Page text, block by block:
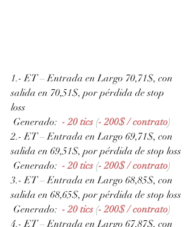
1.- ET – Entrada en Largo 70,71$, con
salida en 70,51$, por pérdida de stop
loss
Generado: - 20 tics (- 200$ / contrato)
2.- ET – Entrada en Largo 69,71$, con
salida en 69,51$, por pérdida de stop loss
Generado: - 20 tics (- 200$ / contrato)
3.- ET – Entrada en Largo 68,85$, con
salida en 68,65$, por pérdida de stop loss
Generado: - 20 tics (- 200$ / contrato)
4.- ET – Entrada en Largo 67,87$, con